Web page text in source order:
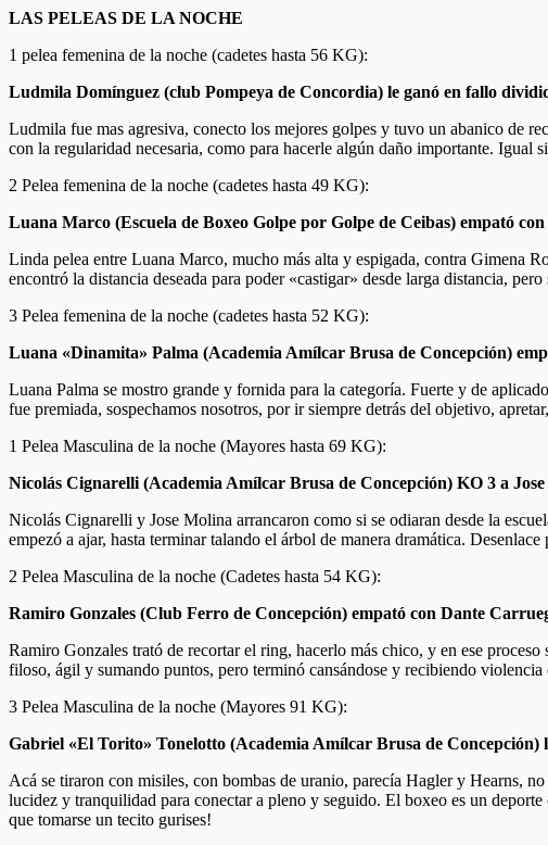
LAS PELEAS DE LA NOCHE
1 pelea femenina de la noche (cadetes hasta 56 KG):
Ludmila Domínguez (club Pompeya de Concordia) le ganó en fallo
Ludmila fue mas agresiva, conecto los mejores golpes y tuvo un abanico de
con la regularidad necesaria, como para hacerle algún daño importante. Igual
2 Pelea femenina de la noche (cadetes hasta 49 KG):
Luana Marco (Escuela de Boxeo Golpe por Golpe de Ceibas) empató
Linda pelea entre Luana Marco, mucho más alta y espigada, contra Gimena
encontró la distancia deseada para poder «castigar» desde larga distancia,
3 Pelea femenina de la noche (cadetes hasta 52 KG):
Luana «Dinamita» Palma (Academia Amílcar Brusa de Concepción)
Luana Palma se mostro grande y fornida para la categoría. Fuerte y de
fue premiada, sospechamos nosotros, por ir siempre detrás del objetivo,
1 Pelea Masculina de la noche (Mayores hasta 69 KG):
Nicolás Cignarelli (Academia Amílcar Brusa de Concepción) KO 3 a
Nicolás Cignarelli y Jose Molina arrancaron como si se odiaran desde la
empezó a ajar, hasta terminar talando el árbol de manera dramática.
2 Pelea Masculina de la noche (Cadetes hasta 54 KG):
Ramiro Gonzales (Club Ferro de Concepción) empató con Dante
Ramiro Gonzales trató de recortar el ring, hacerlo más chico, y en ese
filoso, ágil y sumando puntos, pero terminó cansándose y recibiendo
3 Pelea Masculina de la noche (Mayores 91 KG):
Gabriel «El Torito» Tonelotto (Academia Amílcar Brusa de
Acá se tiraron con misiles, con bombas de uranio, parecía Hagler y Hearns,
lucidez y tranquilidad para conectar a pleno y seguido. El boxeo es un
que tomarse un tecito gurises!